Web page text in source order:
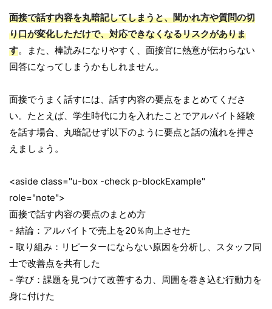
面接で話す内容を丸暗記してしまうと、聞かれ方や質問の切
り口が変化しただけで、対応できなくなるリスクがありま
す。また、棒読みになりやすく、面接官に熱意が伝わらない
回答になってしまうかもしれません。
面接でうまく話すには、話す内容の要点をまとめてくださ
い。たとえば、学生時代に力を入れたことでアルバイト経験
を話す場合、丸暗記せず以下のように要点と話の流れを押さ
えましょう。
<aside class="u-box -check p-blockExample"
role="note">
面接で話す内容の要点のまとめ方
- 結論：アルバイトで売上を20％向上させた
- 取り組み：リピーターにならない原因を分析し、スタッフ同
士で改善点を共有した
- 学び：課題を見つけて改善する力、周囲を巻き込む行動力を
身に付けた